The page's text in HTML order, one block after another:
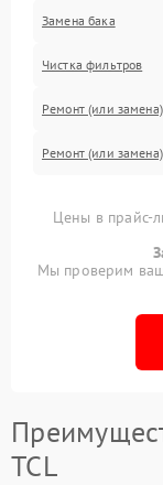
Замена бака
Чистка фильтров
Ремонт (или
Ремонт (или замена)
Цены в прайс-
Мы проверим
TCL